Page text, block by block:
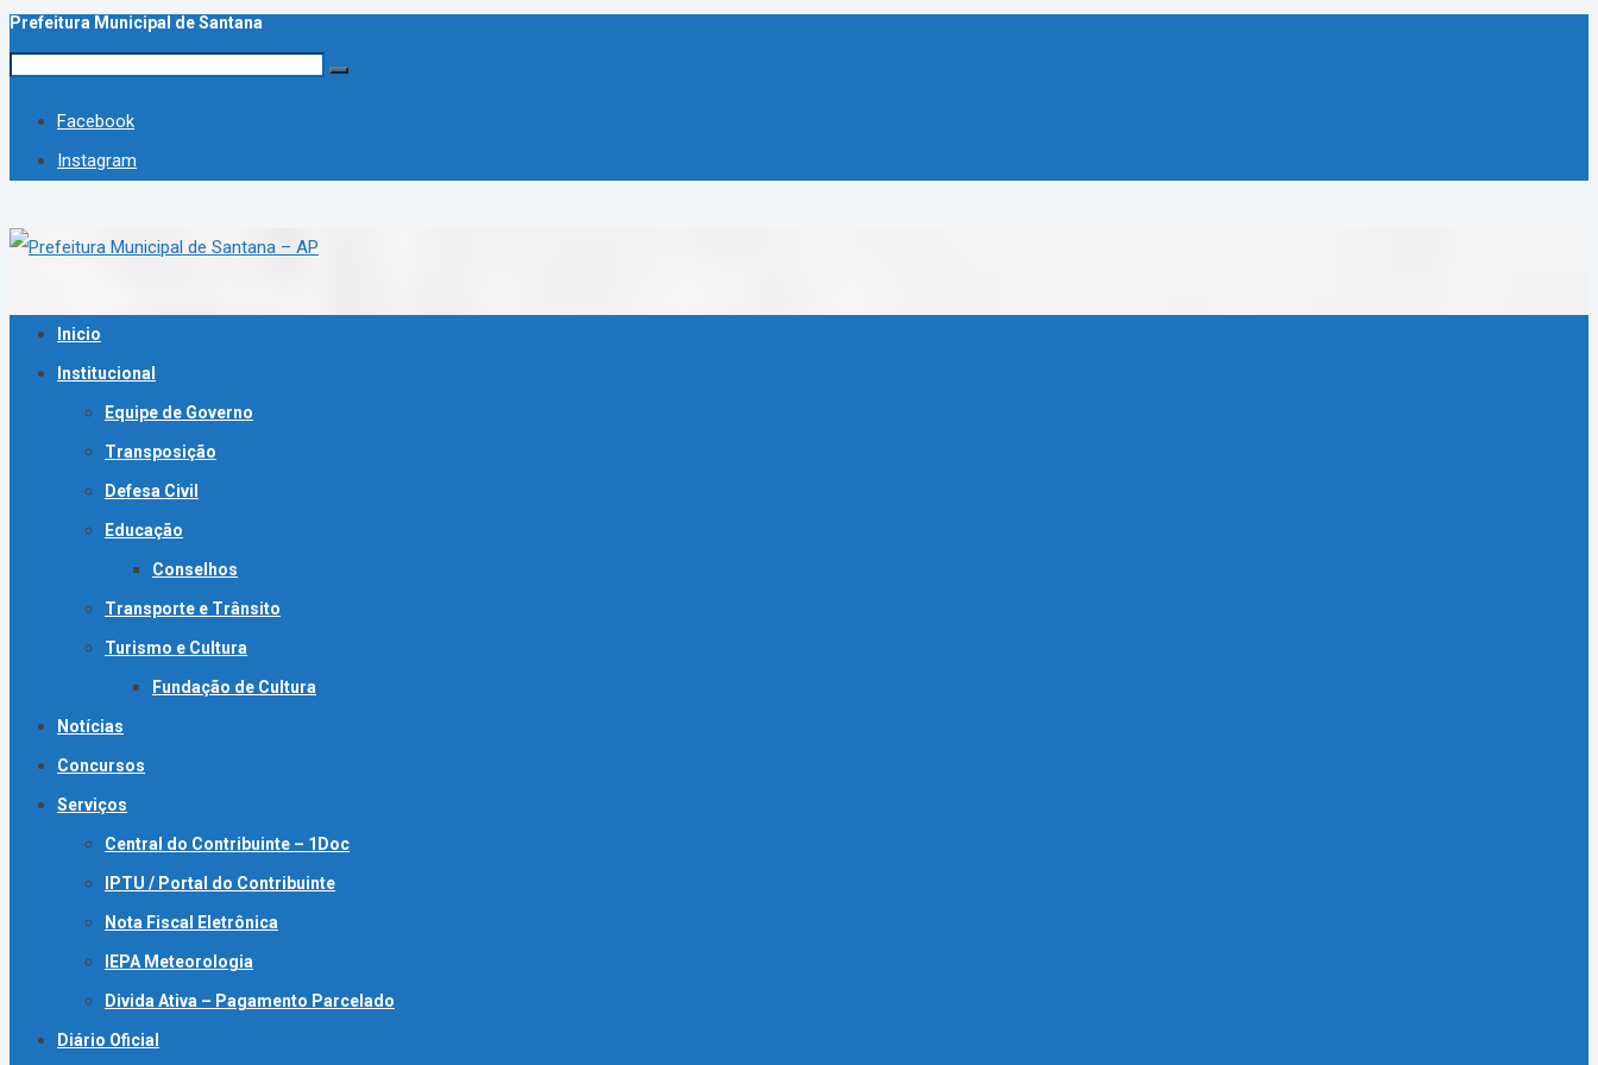
Prefeitura Municipal de Santana
Facebook
Instagram
Inicio
Institucional
Equipe de Governo
Transposição
Defesa Civil
Educação
Conselhos
Transporte e Trânsito
Turismo e Cultura
Fundação de Cultura
Notícias
Concursos
Serviços
Central do Contribuinte – 1Doc
IPTU / Portal do Contribuinte
Nota Fiscal Eletrônica
IEPA Meteorologia
Divida Ativa – Pagamento Parcelado
Diário Oficial